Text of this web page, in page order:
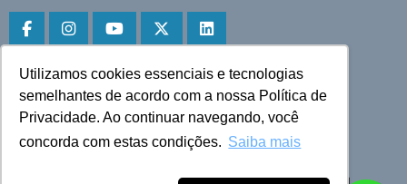
Utilizamos cookies essenciais e tecnologias
semelhantes de acordo com a nossa Política de
Privacidade. Ao continuar navegando, você
concorda com estas condições. Saiba mais
Faça download do aplicativo
Play Store e App Store